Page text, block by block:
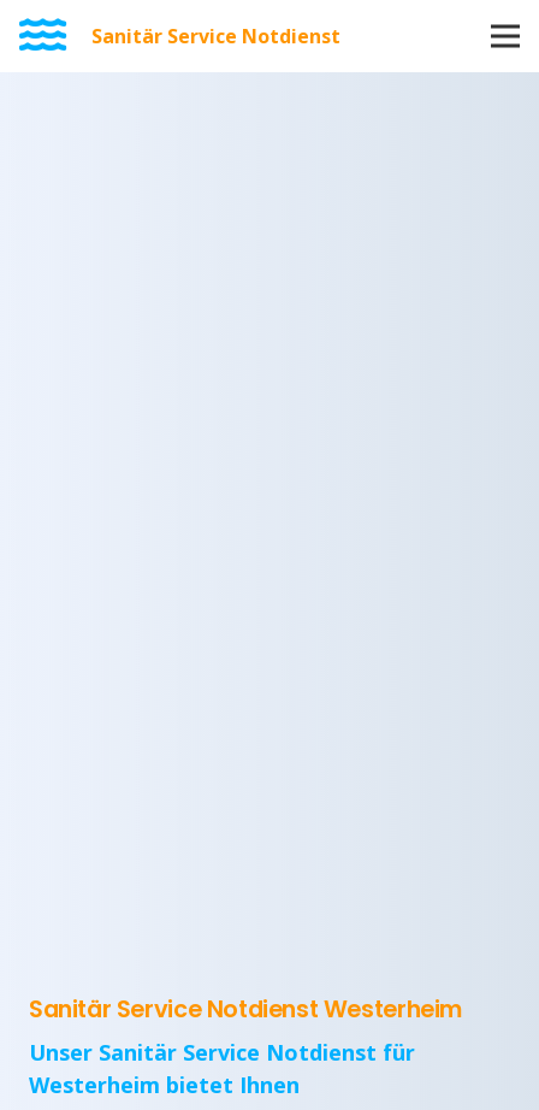
Sanitär Service Notdienst
Sanitär Service Notdienst Westerheim
Unser Sanitär Service Notdienst für
Westerheim bietet Ihnen